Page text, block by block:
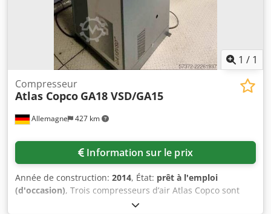
1 / 1
Allemagne 427 km
Compresseur
Atlas Copco GA18 VSD/GA15
Information sur le prix
Année de construction: 2014, État: prêt à l'emploi
(d'occasion), Trois compresseurs d’air Atlas Copco sont
disponibles. 1) Compresseur à vis lubrifié à l’huile Atlas